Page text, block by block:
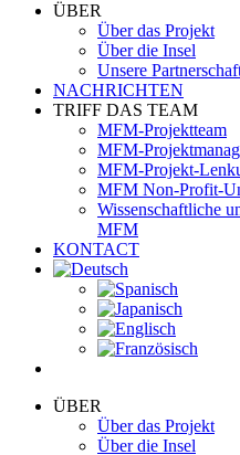
ÜBER
Über das Projekt
Über die Insel
Unsere
NACHRICHTEN
TRIFF DAS TEAM
MFM-Projektteam
MFM-
MFM-Projekt-
MFM Non-Profit-
Wissenschaftliche
MFM
KONTACT
ÜBER
Über das Projekt
Über die Insel